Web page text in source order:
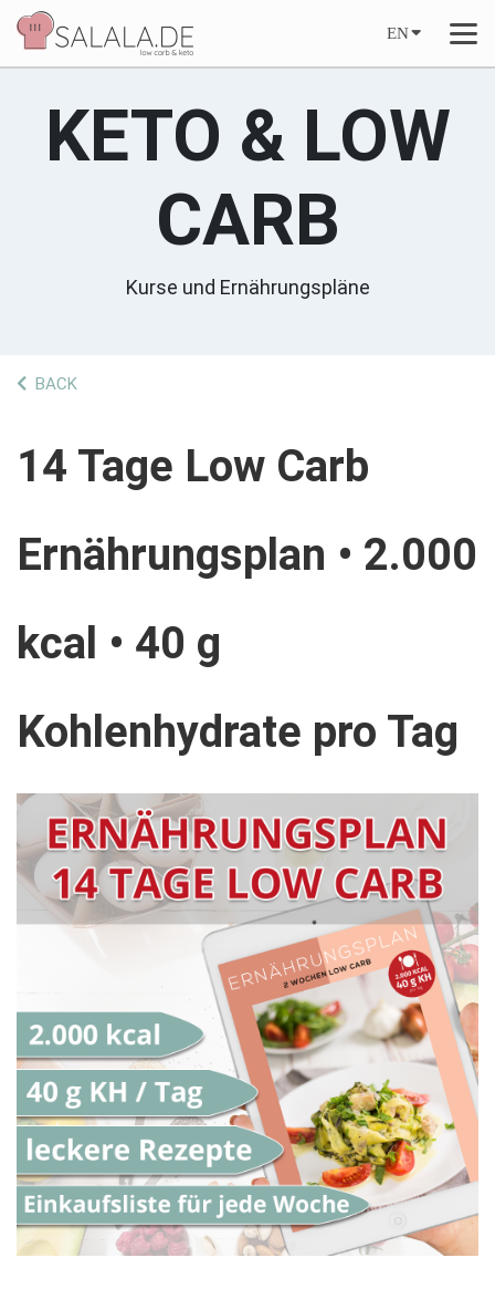
EN
KETO & LOW
CARB
Kurse und Ernährungspläne
BACK
14 Tage Low Carb
Ernährungsplan • 2.000
kcal • 40 g
Kohlenhydrate pro Tag